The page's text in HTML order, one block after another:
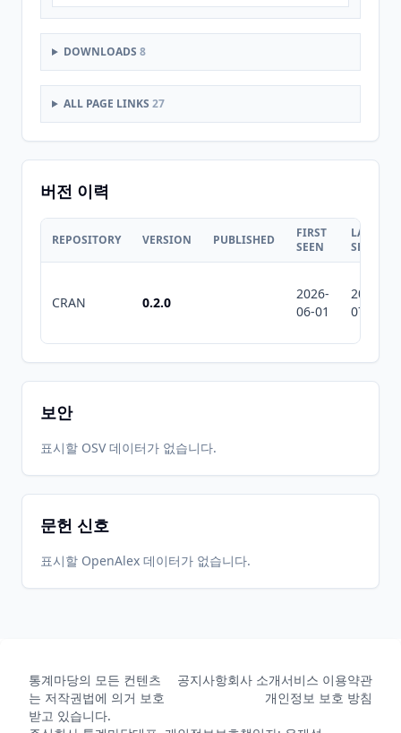
DOWNLOADS 8
ALL PAGE LINKS 27
버전 이력
REPOSITORY VERSION PUBLISHED
FIRST
SEEN
LAST
SEEN
CRAN 0.2.0
2026-
06-01
2026-
07-10
보안
표시할 OSV 데이터가 없습니다.
문헌 신호
표시할 OpenAlex 데이터가 없습니다.
통계마당의 모든 컨텐츠
는 저작권법에 의거 보호
받고 있습니다.
공지사항회사 소개서비스 이용약관
개인정보 보호 방침